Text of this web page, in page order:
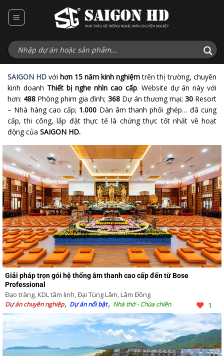
qua
dung
SAIGON HD với hơn 15 năm kinh nghiệmtrên thị trường, chuyên
kinh doanh Thiết bị nghe nhìn cao cấp. Website dự án này với
hơn: 488 Phòng phim gia đình; 368Dự án thương mại; 30Resort
– Nhà hàng cao cấp; 1.000 Dàn âm thanh phối ghép… đã cung
cấp, thi công, lắp đặt thực tế là chứng thực tốt nhất về hoạt
động của SAIGON HD.
Giải pháp trọn gói hệ thống âm thanh cao cấp đến từ Bose
Professional
Đạo tràng, KDL tâm linh, Đại Tùng Lâm, Lâm Đồng
Dự án chuyên nghiệp Dự án nổi bật Nhà thờ - Chùa chiền 1